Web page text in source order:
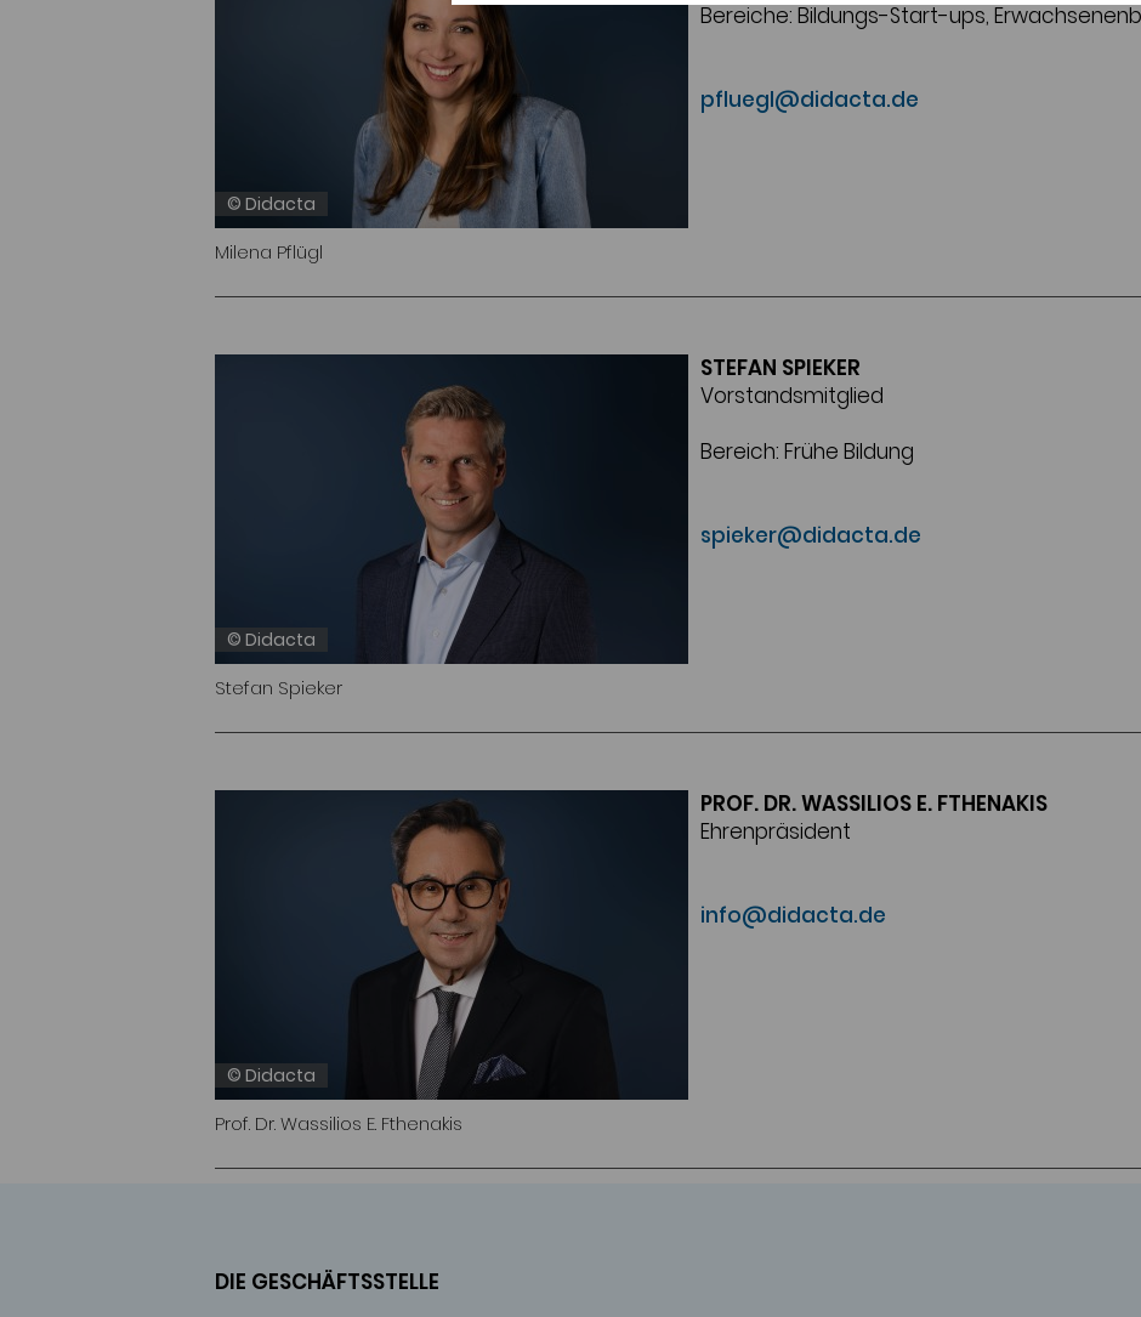
© Didacta
Milena Pflügl
Bereiche: Bildungs-Start-ups,
pfluegl@didacta.de
© Didacta
Stefan Spieker
STEFAN SPIEKER
Vorstandsmitglied
Bereich: Frühe Bildung
spieker@didacta.de
© Didacta
Prof. Dr. Wassilios E. Fthenakis
PROF. DR. WASSILIOS E. FTHENAKIS
Ehrenpräsident
info@didacta.de
DIE GESCHÄFTSSTELLE